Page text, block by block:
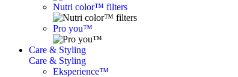
Nutri color™ filters
Pro you™
Care & Styling
Care & Styling
Eksperience™